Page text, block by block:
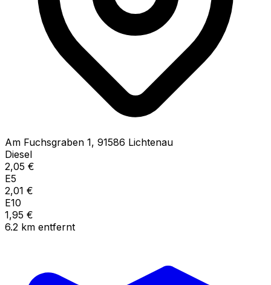
Am Fuchsgraben 1, 91586 Lichtenau
Diesel
2,05 €
E5
2,01 €
E10
1,95 €
6.2 km entfernt